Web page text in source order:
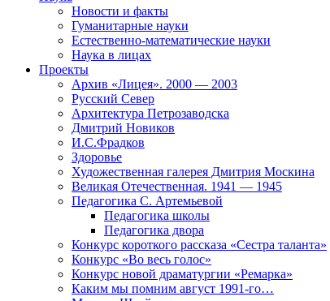
Новости и факты
Гуманитарные науки
Естественно-математические науки
Наука в лицах
Проекты
Архив «Лицея». 2000 — 2003
Русский Север
Архитектура Петрозаводска
Дмитрий Новиков
И.С.Фрадков
Здоровье
Художественная галерея Дмитрия Москина
Великая Отечественная. 1941 — 1945
Педагогика С. Артемьевой
Педагогика школы
Педагогика двора
Конкурс короткого рассказа «Сестра таланта»
Конкурс «Во весь голос»
Конкурс новой драматургии «Ремарка»
Каким мы помним август 1991-го…